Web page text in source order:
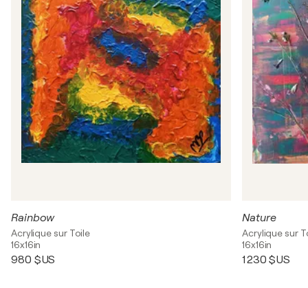
Rainbow
Acrylique sur Toile
16x16in
980 $US
Nature
Acrylique sur
16x16in
1 230 $US